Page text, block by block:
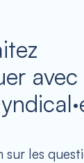
avec
les